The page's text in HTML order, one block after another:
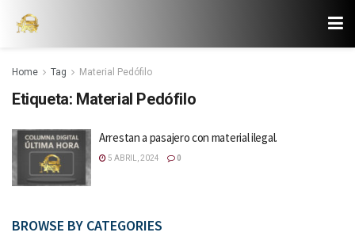
Home Tag Material Pedófilo
Etiqueta: Material Pedófilo
Arrestan a pasajero con material ilegal.
5 ABRIL, 2024 0
BROWSE BY CATEGORIES